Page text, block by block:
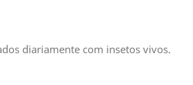
diariamente com insetos vivos.